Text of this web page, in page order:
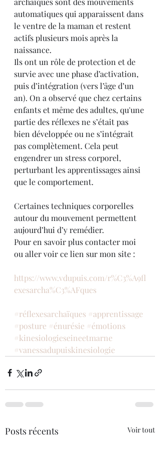
automatiques qui apparaissent dans
le ventre de la maman et restent
actifs plusieurs mois après la
naissance.
Ils ont un rôle de protection et de
survie avec une phase d’activation,
puis d’intégration (vers l’âge d’un
an). On a observé que chez certains
enfants et même des adultes, qu'une
partie des réflexes ne s’était pas
bien développée ou ne s’intégrait
pas complètement. Cela peut
engendrer un stress corporel,
perturbant les apprentissages ainsi
que le comportement.
Certaines techniques corporelles
autour du mouvement permettent
aujourd’hui d’y remédier.
Pour en savoir plus contacter moi
ou aller voir ce lien sur mon site :
https://www.vdupuis.com/r%C3%A9fl
exesarcha%C3%AFques
#réflexesarchaïques #apprentissage
#posture #énurésie #émotions
#kinesiologieseineetmarne
#vanessadupuiskinesiologie
Posts récents Voir tout